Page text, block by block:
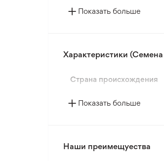
Показать больше
Характеристики
Страна происхождения
Показать больше
Наши преимещуества